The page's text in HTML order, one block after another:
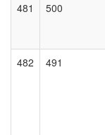
481 500
482 491